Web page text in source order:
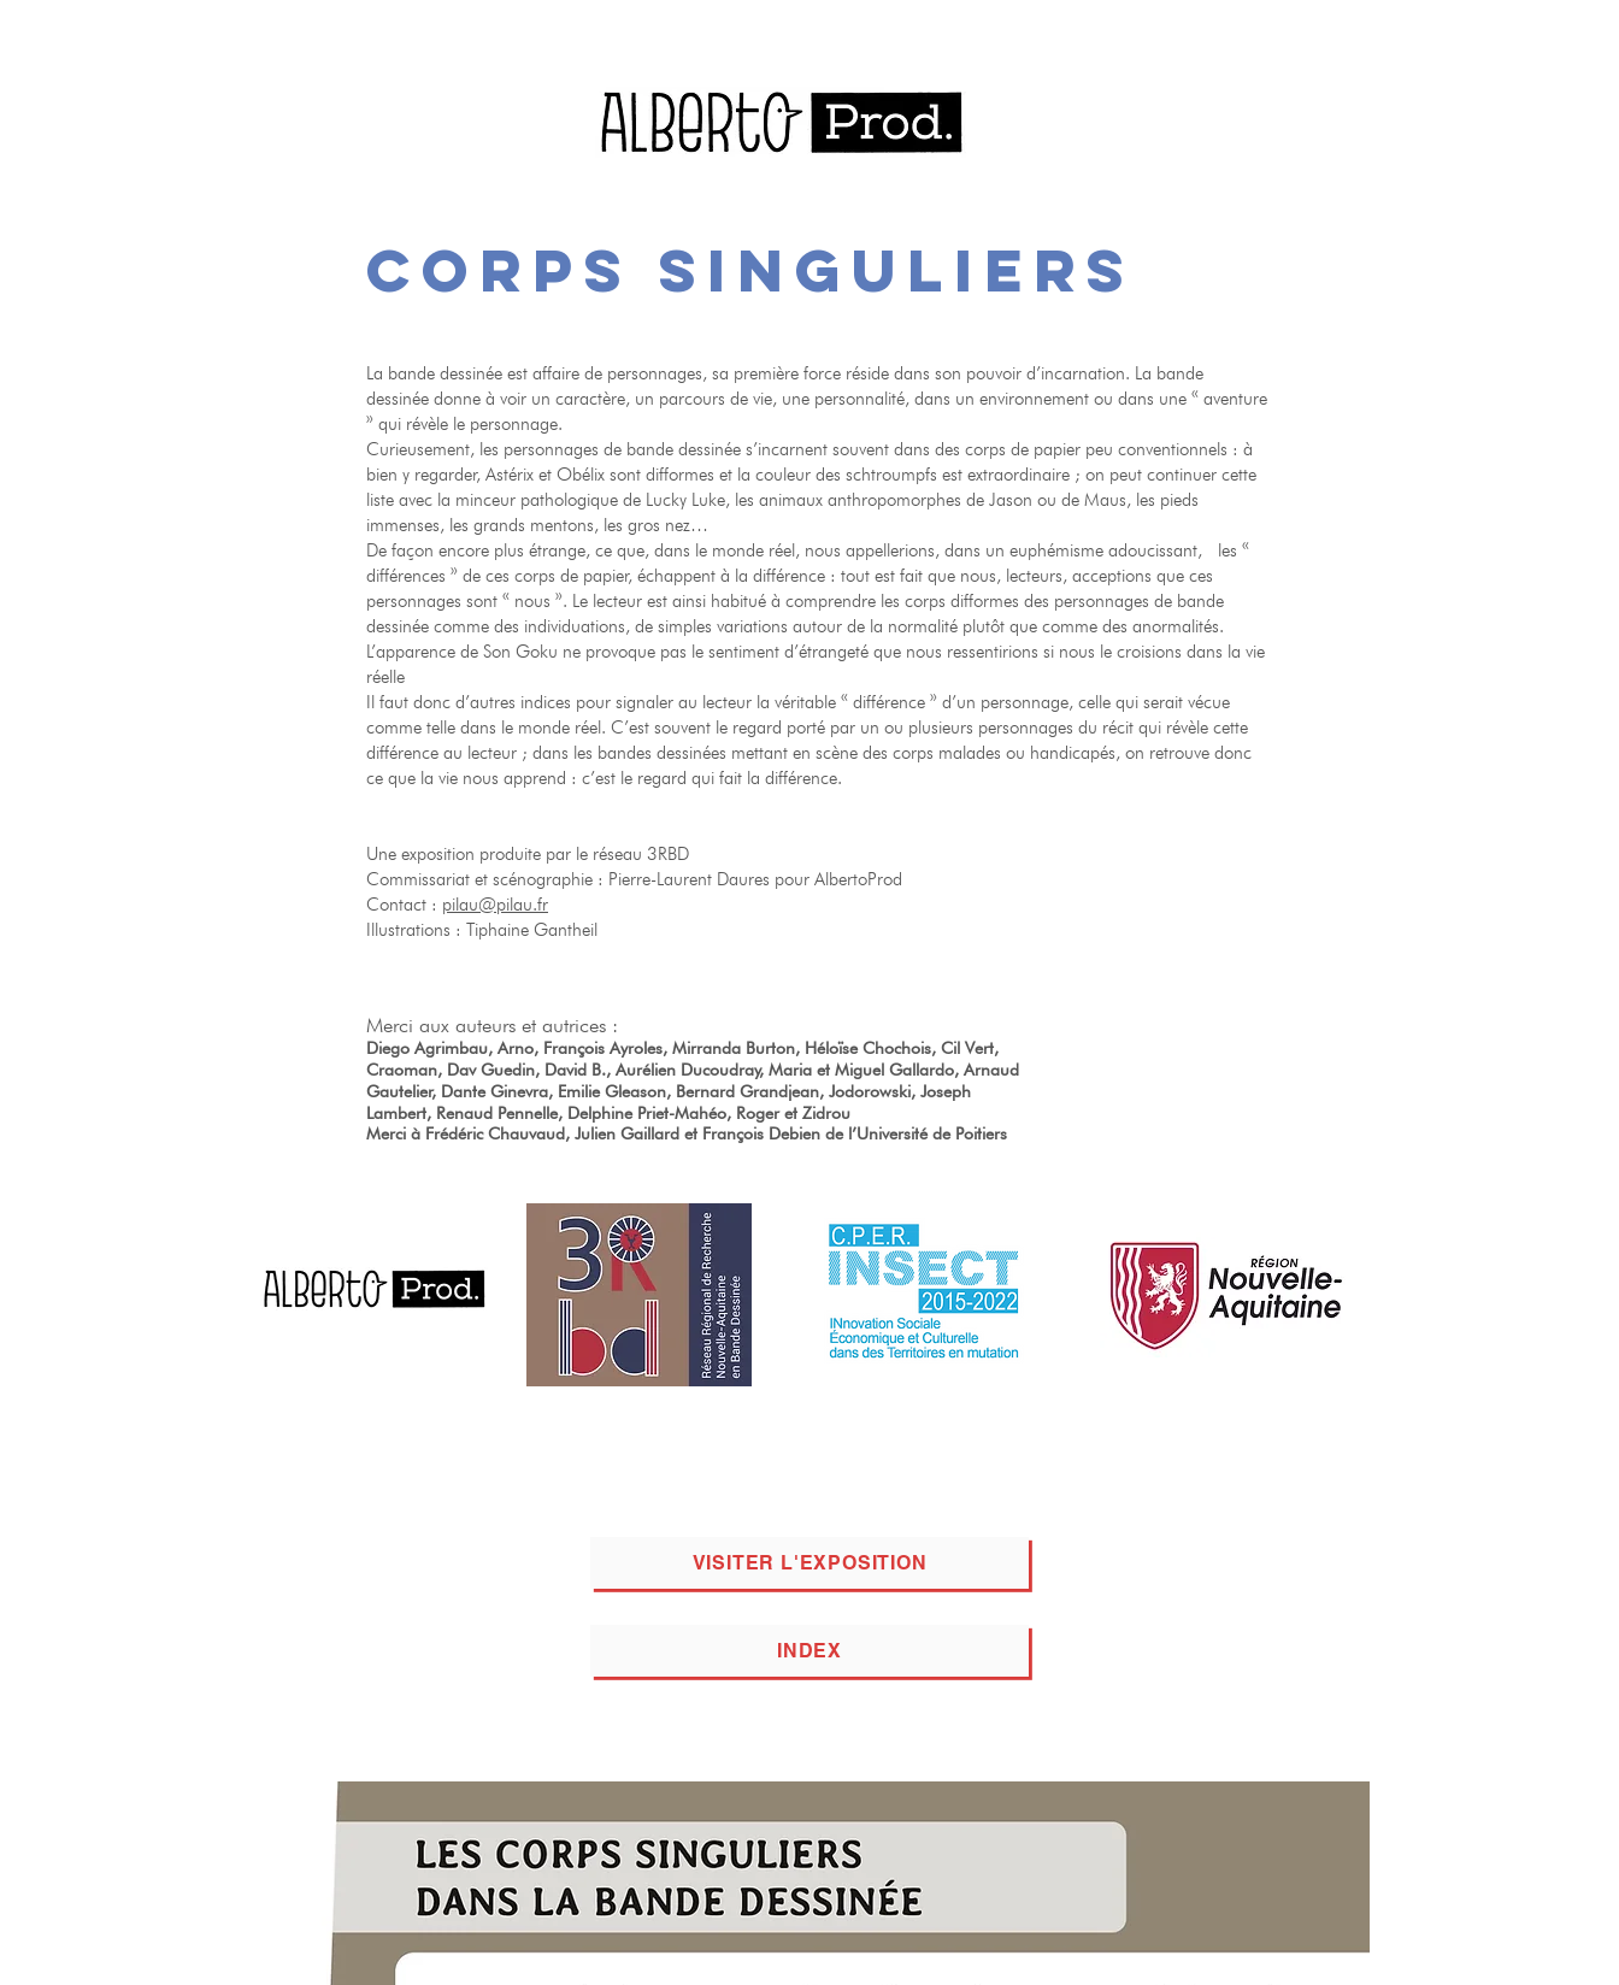
corps singuliers
La bande dessinée est affaire de personnages, sa première force réside dans son pouvoir d’incarnation. La bande
dessinée donne à voir un caractère, un parcours de vie, une personnalité, dans un environnement ou dans une « aventure
» qui révèle le personnage.
Curieusement, les personnages de bande dessinée s’incarnent souvent dans des corps de papier peu conventionnels : à
bien y regarder, Astérix et Obélix sont difformes et la couleur des schtroumpfs est extraordinaire ; on peut continuer cette
liste avec la minceur pathologique de Lucky Luke, les animaux anthropomorphes de Jason ou de Maus, les pieds
immenses, les grands mentons, les gros nez…
De façon encore plus étrange, ce que, dans le monde réel, nous appellerions, dans un euphémisme adoucissant, les «
différences » de ces corps de papier, échappent à la différence : tout est fait que nous, lecteurs, acceptions que ces
personnages sont « nous ». Le lecteur est ainsi habitué à comprendre les corps difformes des personnages de bande
dessinée comme des individuations, de simples variations autour de la normalité plutôt que comme des anormalités.
L’apparence de Son Goku ne provoque pas le sentiment d’étrangeté que nous ressentirions si nous le croisions dans la vie
réelle
Il faut donc d’autres indices pour signaler au lecteur la véritable « différence » d’un personnage, celle qui serait vécue
comme telle dans le monde réel. C’est souvent le regard porté par un ou plusieurs personnages du récit qui révèle cette
différence au lecteur ; dans les bandes dessinées mettant en scène des corps malades ou handicapés, on retrouve donc
ce que la vie nous apprend : c’est le regard qui fait la différence.
Une exposition produite par le réseau 3RBD
Commissariat et scénographie : Pierre-Laurent Daures pour AlbertoProd
Contact : pilau@pilau.fr
Illustrations : Tiphaine Gantheil
Merci aux auteurs et autrices :
Diego Agrimbau, Arno, François Ayroles, Mirranda Burton, Héloïse Chochois, Cil Vert,
Craoman, Dav Guedin, David B., Aurélien Ducoudray, Maria et Miguel Gallardo, Arnaud
Gautelier, Dante Ginevra, Emilie Gleason, Bernard Grandjean, Jodorowski, Joseph
Lambert, Renaud Pennelle, Delphine Priet-Mahéo, Roger et Zidrou
Merci à Frédéric Chauvaud, Julien Gaillard et François Debien de l’Université de Poitiers
VISITER L'EXPOSITION
INDEX